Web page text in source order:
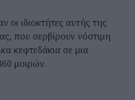
οι ιδιοκτήτες αυτής της
που σερβίρουν νόστιμη
κεφτεδάκια σε μια
μοιρών.